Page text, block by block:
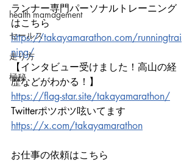
health mamagement
セールス
走り方
極秘
ランナー専門パーソナルトレーニング
はこちら
https://takayamarathon.com/runningtrai
ning/
【インタビュー受けました！高山の経
歴などがわかる！】
https://flag-star.site/takayamarathon/
Twitterポツポツ呟いてます
https://x.com/takayamarathon
お仕事の依頼はこちら